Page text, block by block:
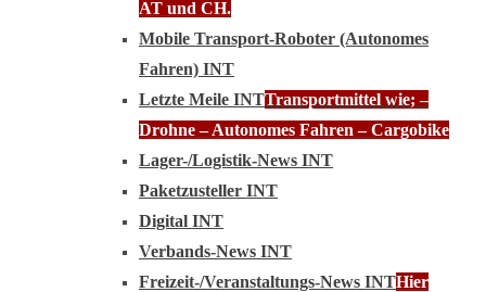
AT und CH.
Mobile Transport-Roboter (Autonomes
Fahren) INT
Letzte Meile INTTransportmittel wie; –
Drohne – Autonomes Fahren – Cargobike
Lager-/Logistik-News INT
Paketzusteller INT
Digital INT
Verbands-News INT
Freizeit-/Veranstaltungs-News INTHier